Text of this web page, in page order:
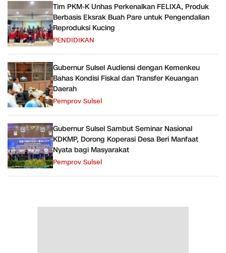
Tim PKM-K Unhas Perkenalkan FELIXA, Produk
Berbasis Eksrak Buah Pare untuk Pengendalian
Reproduksi Kucing
PENDIDIKAN
Gubernur Sulsel Audiensi dengan Kemenkeu
Bahas Kondisi Fiskal dan Transfer Keuangan
Daerah
Pemprov Sulsel
Gubernur Sulsel Sambut Seminar Nasional
KDKMP, Dorong Koperasi Desa Beri Manfaat
Nyata bagi Masyarakat
Pemprov Sulsel